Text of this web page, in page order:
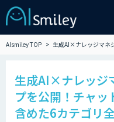
AIsmiley TOP 生成AI×ナレッジマネ
生成AI×ナレッジ
プを公開！チャッ
含めた6カテゴリ